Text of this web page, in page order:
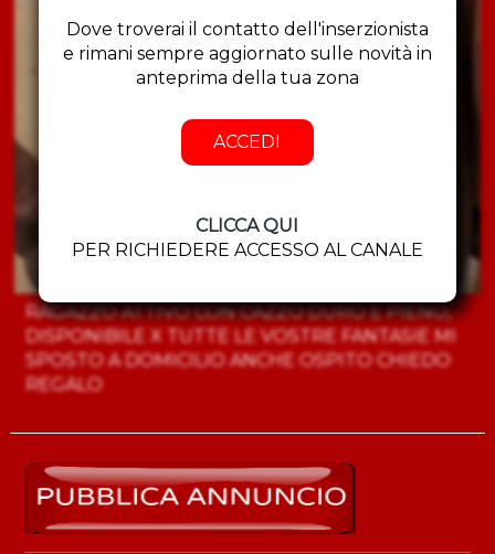
Dove troverai il contatto dell'inserzionista
e rimani sempre aggiornato sulle novità in
anteprima della tua zona
ACCEDI
CLICCA QUI
PER RICHIEDERE ACCESSO AL CANALE
RAGAZZO ATTIVO CON CAZZO DURO E PIENO,
DISPONIBILE X TUTTE LE VOSTRE FANTASIE MI
SPOSTO A DOMICILIO ANCHE OSPITO CHIEDO
REGALO